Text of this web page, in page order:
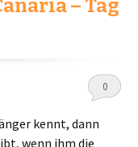
– Tag
0
kennt, dann
wenn ihm die